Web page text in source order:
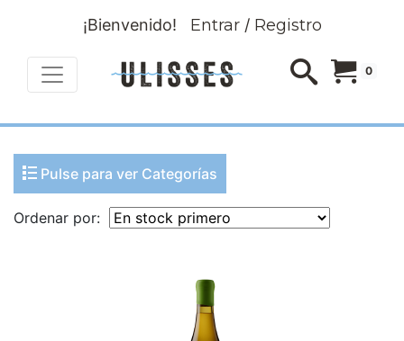
¡Bienvenido! Entrar/ Registro
0
Pulse para ver Categorías
Ordenar por: